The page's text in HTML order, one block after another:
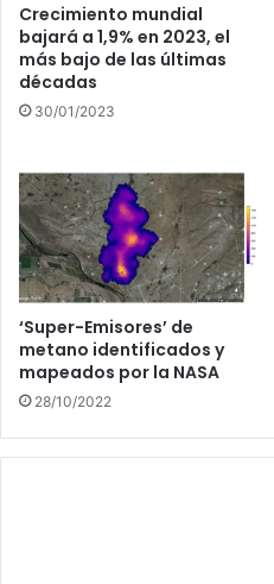
Crecimiento mundial
bajará a 1,9% en 2023, el
más bajo de las últimas
décadas
30/01/2023
‘Super-Emisores’ de
metano identificados y
mapeados por la NASA
28/10/2022